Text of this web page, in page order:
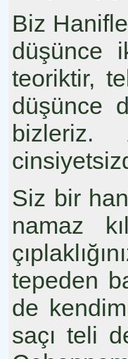
Biz
düşünce
teoriktir,
düşünce
bizleriz.
Siz bir
namaz
tepeden
de
saçı teli